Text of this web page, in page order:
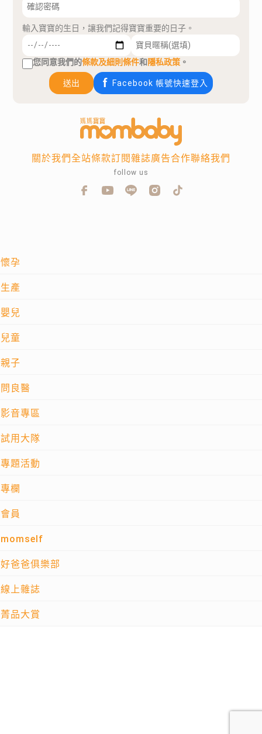
輸入寶寶的生日，讓我們記得寶寶重要的日子。
您同意我們的條款及細則條件和隱私政策 。
送出 Facebook 帳號快速登入
懷孕
生產
嬰兒
兒童
親子
問良醫
影音專區
試用大隊
專題活動
專欄
會員
momself
好爸爸俱樂部
線上雜誌
菁品大賞
關於我們全站條款訂閱雜誌廣告合作聯絡我們
follow us